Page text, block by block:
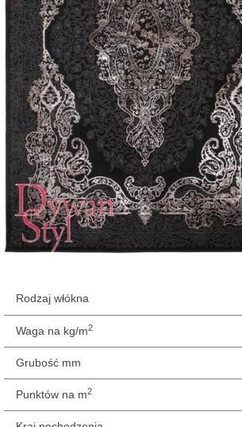
Rodzaj włókna
Waga na kg/m2
Grubość mm
Punktów na m2